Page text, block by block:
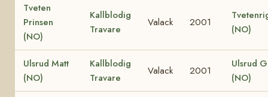
Tveten
Prinsen
(NO)
Kallblodig
Travare
Valack 2001
(NO)
Ulsrud Matt
(NO)
Kallblodig
Travare
Valack 2001
Ulsrud
(NO)